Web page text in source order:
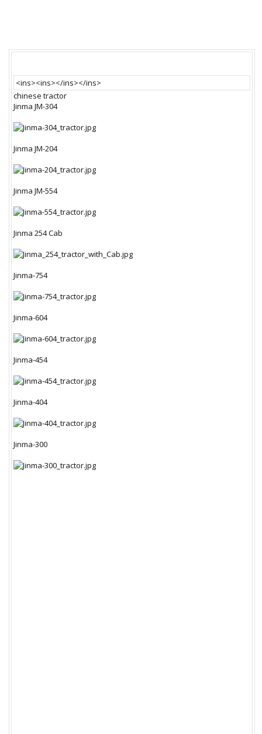
<ins><ins></ins></ins>
chinese tractor
Jinma JM-304
Jinma JM-204
Jinma JM-554
Jinma 254 Cab
Jinma-754
Jinma-604
Jinma-454
Jinma-404
Jinma-300